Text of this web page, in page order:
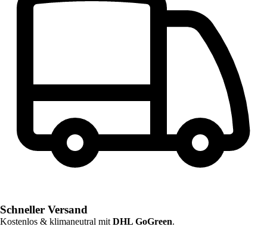
Schneller Versand
Kostenlos & klimaneutral mit DHL GoGreen.